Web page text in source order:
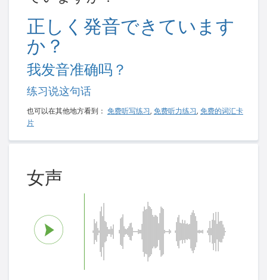
正しく発音できています
か？
我发音准确吗？
练习说这句话
也可以在其他地方看到： 免费听写练习, 免费听力练习, 免费的词汇卡
片
女声